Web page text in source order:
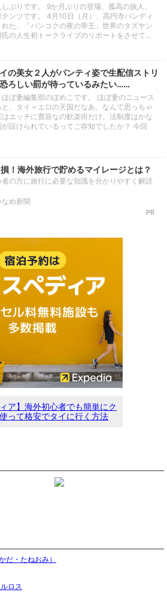
ぶりです。 9か月ぶりの登場、孤高の旅人、
ンツです。 4月10日（月）、高円寺パンディ
れた、「バンコクの夜の帝王」世界のタズヤン
氏の人生初トークライブのリポートをさせて…
の美女２人がパンティ姿で生配信ストリ
ろしい罰が待っているみたい……
ほぼ妻編集部のぽめこです。 ほぼ妻のニュース
、タイ＝エロの天国だなあ、なんて思っちゃ
エッチに寛容なの歓楽街だけ。法制度はかな
が設けられているってご存知でしたか？ 今回
！海外旅行で貯めるマイレージとは？
者の方に旅行に必要な知識を分かりやすく解説
め新聞
PR
ア】海外初心者でも簡単にク
って格安でタイに行く方法
だ・たねおみ）
ロス